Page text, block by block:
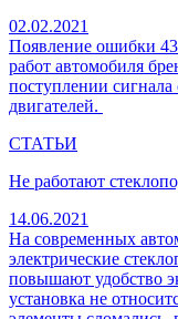
02.02.2021
Появление ошибки
работ автомобиля
поступлении сигнала
двигателей.
СТАТЬИ
Не работают
14.06.2021
На современных
электрические
повышают удобство
установка не